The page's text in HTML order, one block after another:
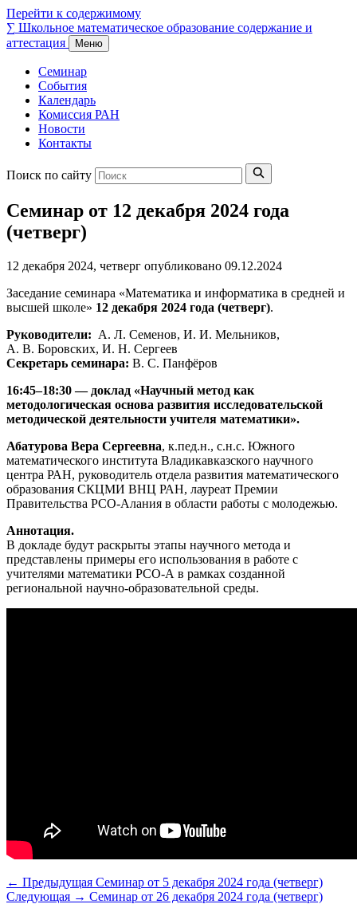
Перейти к содержимому
∑ Школьное математическое образование содержание и
аттестация
Меню
Семинар
События
Календарь
Комиссия РАН
Новости
Контакты
Поиск по сайту
Семинар от 12 декабря 2024 года
(четверг)
12 декабря 2024, четверг опубликовано 09.12.2024
Заседание семинара «Математика и информатика в средней и
высшей школе» 12 декабря 2024 года (четверг).
Руководители: А. Л. Семенов, И. И. Мельников,
А. В. Боровских, И. Н. Сергеев
Секретарь семинара: В. С. Панфёров
16:45–18:30 — доклад «Научный метод как
методологическая основа развития исследовательской
методической деятельности учителя математики».
Абатурова Вера Сергеевна, к.пед.н., с.н.с. Южного
математического института Владикавказского научного
центра РАН, руководитель отдела развития математического
образования СКЦМИ ВНЦ РАН, лауреат Премии
Правительства РСО-Алания в области работы с молодежью.
Аннотация.
В докладе будут раскрыты этапы научного метода и
представлены примеры его использования в работе с
учителями математики РСО-А в рамках созданной
региональной научно-образовательной среды.
← Предыдущая Семинар от 5 декабря 2024 года (четверг)
Следующая → Семинар от 26 декабря 2024 года (четверг)